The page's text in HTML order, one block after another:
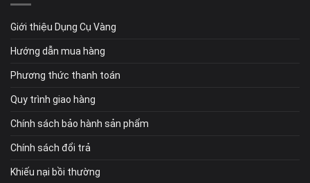
Giới thiệu Dụng Cụ Vàng
Hướng dẫn mua hàng
Phương thức thanh toán
Quy trình giao hàng
Chính sách bảo hành sản phẩm
Chính sách đổi trả
Khiếu nại bồi thường